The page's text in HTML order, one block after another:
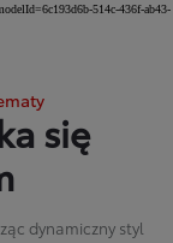
514c-436f-ab43-
się
dynamiczny styl